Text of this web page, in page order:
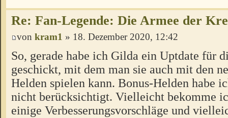
Re: Fan-Legende: Die Armee der
von kram1 » 18. Dezember 2020, 12:42
So, gerade habe ich Gilda ein Uptdate für
geschickt, mit dem man sie auch mit den
Helden spielen kann. Bonus-Helden habe
nicht berücksichtigt. Vielleicht bekomme
einige Verbesserungsvorschläge und